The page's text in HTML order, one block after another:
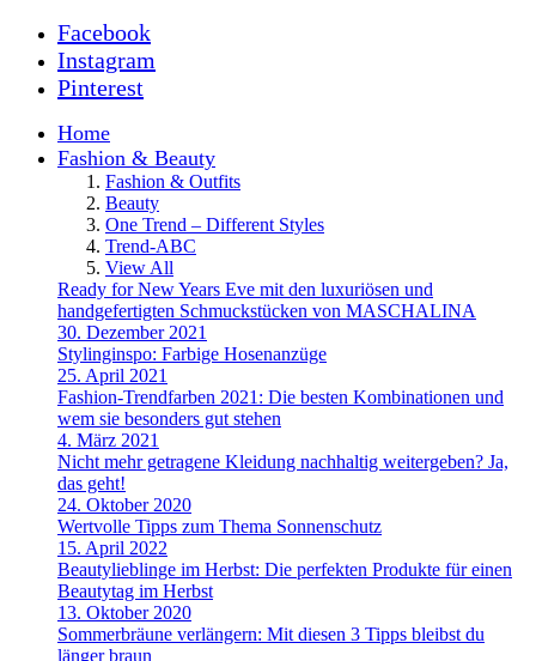
Facebook
Instagram
Pinterest
Home
Fashion & Beauty
Fashion & Outfits
Beauty
One Trend – Different Styles
Trend-ABC
View All
Ready for New Years Eve mit den luxuriösen und
handgefertigten Schmuckstücken von MASCHALINA
30. Dezember 2021
Stylinginspo: Farbige Hosenanzüge
25. April 2021
Fashion-Trendfarben 2021: Die besten Kombinationen und
wem sie besonders gut stehen
4. März 2021
Nicht mehr getragene Kleidung nachhaltig weitergeben? Ja,
das geht!
24. Oktober 2020
Wertvolle Tipps zum Thema Sonnenschutz
15. April 2022
Beautylieblinge im Herbst: Die perfekten Produkte für einen
Beautytag im Herbst
13. Oktober 2020
Sommerbräune verlängern: Mit diesen 3 Tipps bleibst du
länger braun